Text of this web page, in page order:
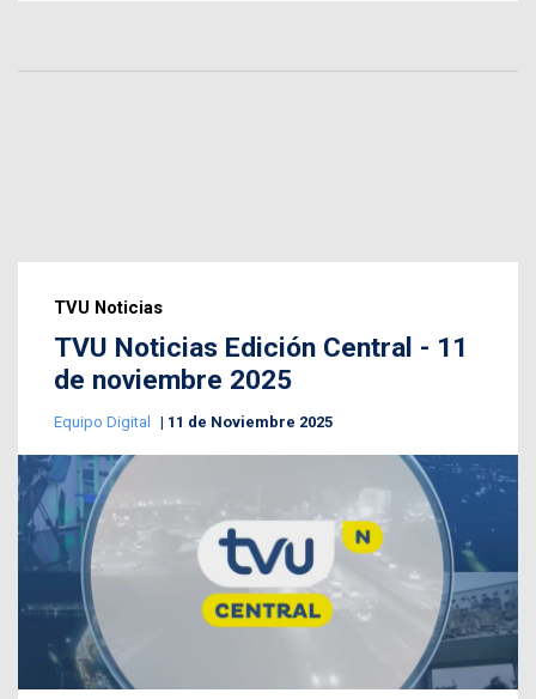
TVU Noticias
TVU Noticias Edición Central - 11
de noviembre 2025
Equipo Digital 11 de Noviembre 2025